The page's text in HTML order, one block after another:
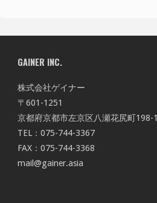
GAINER INC.
株式会社ゲイナー
〒601-1251
京都府京都市左京区八瀬花尻町198-1
TEL：075-744-3367
FAX：075-744-3368
mail@gainer.asia